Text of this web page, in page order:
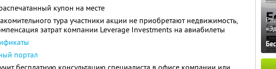
купон на месте
тура участники акции не приобретают недвижимость,
затрат компании Leverage Investments на авиабилеты
портал
бесплатную консультацию специалиста в офисе компании или